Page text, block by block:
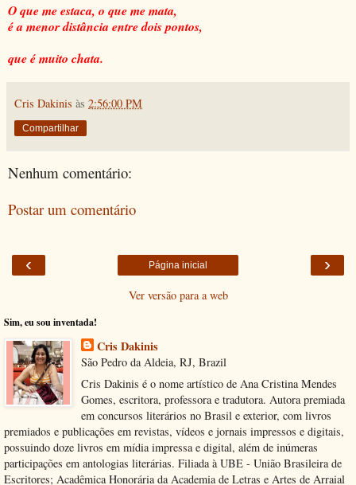
O que me estaca, o que me mata,
é a menor distância entre dois pontos,
que é muito chata.
Cris Dakinis às 2:56:00 PM
Compartilhar
Nenhum comentário:
Postar um comentário
‹ ›
Página inicial
Ver versão para a web
Sim, eu sou inventada!
Cris Dakinis
São Pedro da Aldeia, RJ, Brazil
Cris Dakinis é o nome artístico de Ana Cristina Mendes
Gomes, escritora, professora e tradutora. Autora premiada
em concursos literários no Brasil e exterior, com livros
premiados e publicações em revistas, vídeos e jornais impressos e digitais,
possuindo doze livros em mídia impressa e digital, além de inúmeras
participações em antologias literárias. Filiada à UBE - União Brasileira de
Escritores; Acadêmica Honorária da Academia de Letras e Artes de Arraial